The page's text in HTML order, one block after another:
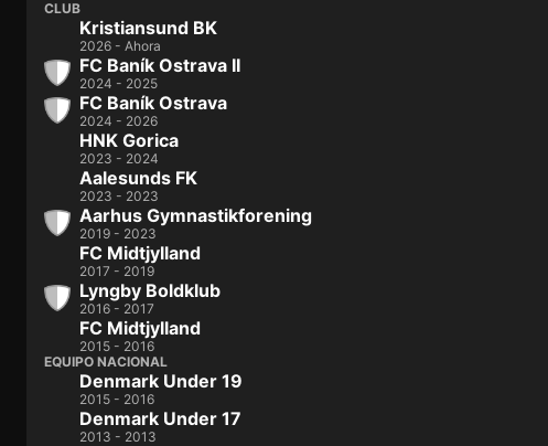
CLUB
Kristiansund BK
2026 - Ahora
FC Baník Ostrava II
2024 - 2025
FC Baník Ostrava
2024 - 2026
HNK Gorica
2023 - 2024
Aalesunds FK
2023 - 2023
Aarhus Gymnastikforening
2019 - 2023
FC Midtjylland
2017 - 2019
Lyngby Boldklub
2016 - 2017
FC Midtjylland
2015 - 2016
EQUIPO NACIONAL
Denmark Under 19
2015 - 2016
Denmark Under 17
2013 - 2013